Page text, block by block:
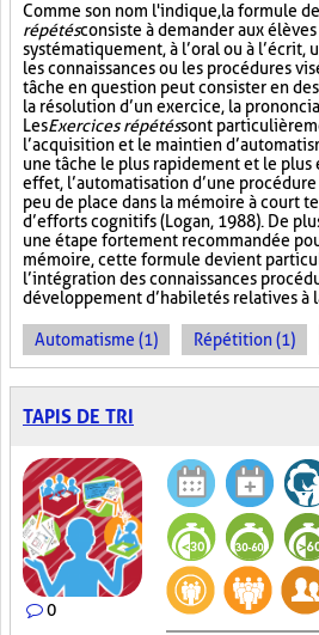
Comme son nom l'indique, la formule
répétésconsiste à demander aux
systématiquement, à l’oral ou à l’écrit,
les connaissances ou les procédures
tâche en question peut consister en
la résolution d’un exercice, la
LesExercices répétéssont
l’acquisition et le maintien
une tâche le plus rapidement et le
effet, l’automatisation d’une
peu de place dans la mémoire à court
d’efforts cognitifs (Logan, 1988). De
une étape fortement recommandée
mémoire, cette formule devient
l’intégration des connaissances
développement d’habiletés relatives à
Automatisme (1) Répétition (1)
TAPIS DE TRI
0